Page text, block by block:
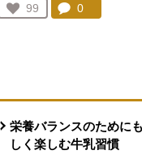
お気に入り登録：
99
人が登録
コメント：
0
栄養バランスのために
しく楽しむ牛乳習慣